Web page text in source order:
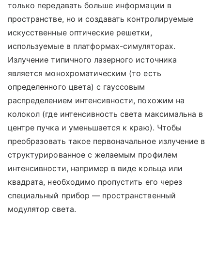
только передавать больше информации в
пространстве, но и создавать контролируемые
искусственные оптические решетки,
используемые в платформах-симуляторах.
Излучение типичного лазерного источника
является монохроматическим (то есть
определенного цвета) с гауссовым
распределением интенсивности, похожим на
колокол (где интенсивность света максимальна в
центре пучка и уменьшается к краю). Чтобы
преобразовать такое первоначальное излучение в
структурированное с желаемым профилем
интенсивности, например в виде кольца или
квадрата, необходимо пропустить его через
специальный прибор — пространственный
модулятор света.